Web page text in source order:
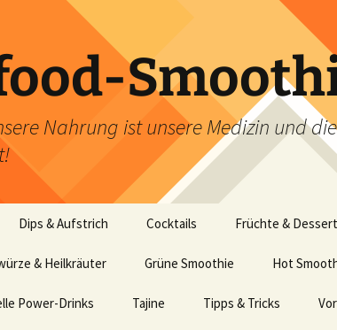
Nahrung ist unsere Medizin und
Dips & Aufstrich Cocktails Früchte & Dessert
& Heilkräuter Grüne Smoothie Hot
Power-Drinks Tajine Tipps & Tricks